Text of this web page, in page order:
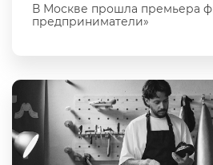
В Москве прошла премьера
предприниматели»